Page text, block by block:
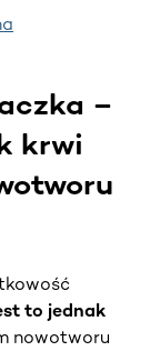
–
krwi
to jednak
nowotworu